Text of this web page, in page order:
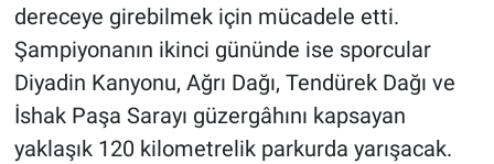
dereceye girebilmek için mücadele etti.
Şampiyonanın ikinci gününde ise sporcular
Diyadin Kanyonu, Ağrı Dağı, Tendürek Dağı ve
İshak Paşa Sarayı güzergâhını kapsayan
yaklaşık 120 kilometrelik parkurda yarışacak.